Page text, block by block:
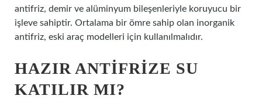
antifriz, demir ve alüminyum bileşenleriyle koruyucu bir
işleve sahiptir. Ortalama bir ömre sahip olan inorganik
antifriz, eski araç modelleri için kullanılmalıdır.
HAZIR ANTIFRIZE SU
KATILIR MI?